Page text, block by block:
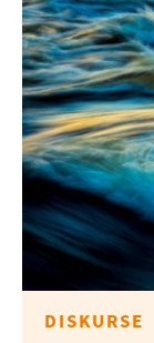
DISKURSE